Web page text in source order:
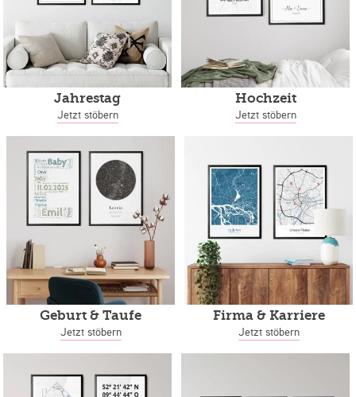
Jahrestag
Jetzt stöbern
Hochzeit
Jetzt stöbern
Geburt & Taufe
Jetzt stöbern
Firma & Karriere
Jetzt stöbern